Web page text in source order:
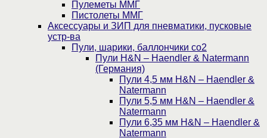
Пулеметы ММГ
Пистолеты ММГ
Аксессуары и ЗИП для пневматики, пусковые
устр-ва
Пули, шарики, баллончики со2
Пули H&N – Haendler & Natermann
(Германия)
Пули 4,5 мм H&N – Haendler &
Natermann
Пули 5,5 мм H&N – Haendler &
Natermann
Пули 6,35 мм H&N – Haendler &
Natermann